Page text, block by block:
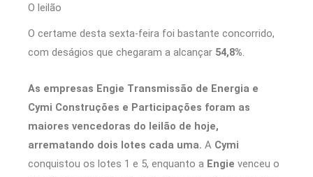
O leilão
O certame desta sexta-feira foi bastante concorrido,
com deságios que chegaram a alcançar 54,8%.
As empresas Engie Transmissão de Energia e
Cymi Construções e Participações foram as
maiores vencedoras do leilão de hoje,
arrematando dois lotes cada uma. A Cymi
conquistou os lotes 1 e 5, enquanto a Engie venceu o